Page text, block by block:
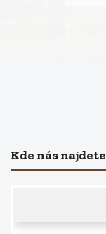
Kde nás najdete